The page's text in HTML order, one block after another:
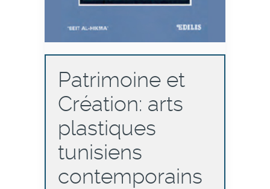
Patrimoine et
Création: arts
plastiques
tunisiens
contemporains